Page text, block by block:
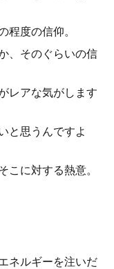
程度の信仰。
、そのぐらいの信
レアな気がします
と思うんですよ
こに対する熱意。
ネルギーを注いだ